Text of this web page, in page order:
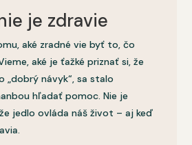
je zdravie
aké zradné vie byť to, čo
aké je ťažké priznať si, že
„dobrý návyk“, sa stalo
hľadať pomoc. Nie je
jedlo ovláda náš život – aj keď